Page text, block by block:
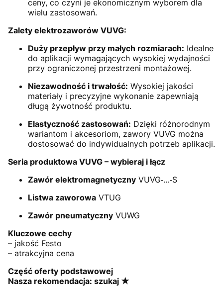
ceny, co czyni je ekonomicznym wyborem dla
wielu zastosowań.
Zalety elektrozaworów VUVG:
Duży przepływ przy małych rozmiarach: Idealne
do aplikacji wymagających wysokiej wydajności
przy ograniczonej przestrzeni montażowej.
Niezawodność i trwałość: Wysokiej jakości
materiały i precyzyjne wykonanie zapewniają
długą żywotność produktu.
Elastyczność zastosowań: Dzięki różnorodnym
wariantom i akcesoriom, zawory VUVG można
dostosować do indywidualnych potrzeb aplikacji.
Seria produktowa VUVG – wybieraj i łącz
Zawór elektromagnetyczny VUVG‑…‑S
Listwa zaworowa VTUG
Zawór pneumatyczny VUWG
Kluczowe cechy
– jakość Festo
– atrakcyjna cena
Część oferty podstawowej
Nasza rekomendacja: szukaj ★